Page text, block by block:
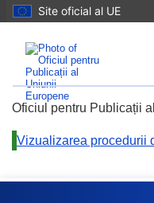
Site oficial al UE
Oficiul pentru Publicații
Vizualizarea procedurii